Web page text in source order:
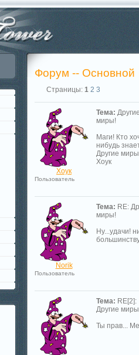
Форум -- Основной
Страницы: 1 2 3
Хоук
Пользователь
Тема:
миры!
Маги! Кто
нибудь
Другие
Хоук
Norik
Пользователь
Тема: RE:
миры!
Ну...удачи!
Тема: RE[2]:
Другие
Ты прав...